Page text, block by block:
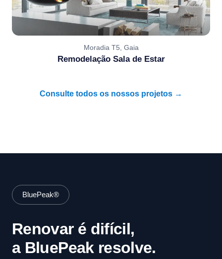
Moradia T5, Gaia
Remodelação Sala de Estar
Consulte todos os nossos projetos →
BluePeak®
Renovar é difícil,
a BluePeak resolve.